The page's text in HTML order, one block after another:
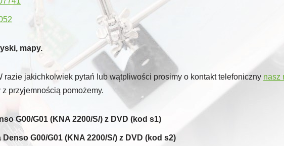
mapy.
jakichkolwiek pytań lub wątpliwości prosimy o kontakt telefoniczny nasz
z przyjemnością pomożemy.
G00/G01 (KNA 2200/S/) z DVD (kod s1)
G00/G01 (KNA 2200/S/) z DVD (kod s2)